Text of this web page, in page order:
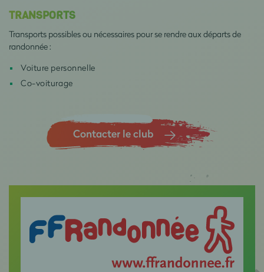
TRANSPORTS
Transports possibles ou nécessaires pour se rendre aux départs de
randonnée :
Voiture personnelle
Co-voiturage
Contacter le club